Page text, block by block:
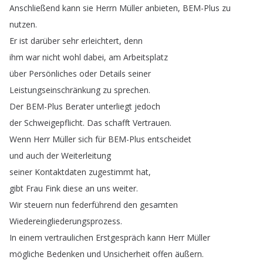
Anschließend kann sie Herrn Müller anbieten, BEM-Plus zu
nutzen.
Er ist darüber sehr erleichtert, denn
ihm war nicht wohl dabei, am Arbeitsplatz
über Persönliches oder Details seiner
Leistungseinschränkung zu sprechen.
Der BEM-Plus Berater unterliegt jedoch
der Schweigepflicht. Das schafft Vertrauen.
Wenn Herr Müller sich für BEM-Plus entscheidet
und auch der Weiterleitung
seiner Kontaktdaten zugestimmt hat,
gibt Frau Fink diese an uns weiter.
Wir steuern nun federführend den gesamten
Wiedereingliederungsprozess.
In einem vertraulichen Erstgespräch kann Herr Müller
mögliche Bedenken und Unsicherheit offen äußern.